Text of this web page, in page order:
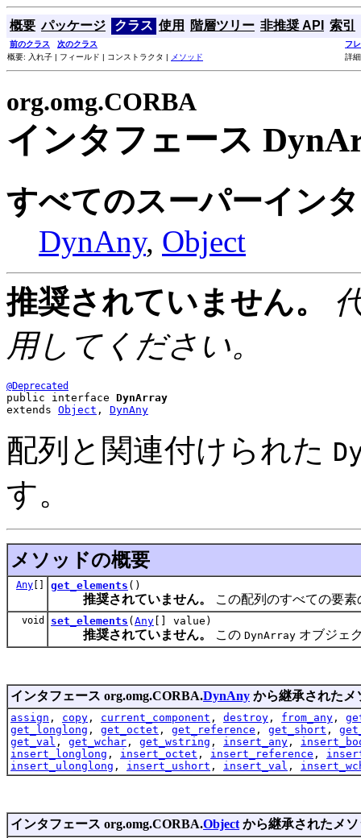
概要 パッケージ クラス 使用 階層ツリー 非推奨 API 索引
前のクラス 次のクラス
フ
概要: 入れ子 | フィールド | コンストラクタ |
メソッド 詳
org.omg.CORBA
インタフェース
すべてのスーパーイン
DynAny, Object
推奨されていません。
用してください。
@Deprecated
public interface DynArray
extends Object , DynAny
配列と関連付けられた
す。
メソッドの概要
Any [] get_elements ()
推奨されていません。 この配列のすべての要
void set_elements ( Any [] value)
推奨されていません。 この DynArray オブジェ
インタフェース org.omg.CORBA.DynAny から継承されたメ
assign , copy , current_component , destroy , from_any ,
get_longlong , get_octet , get_reference , get_short ,
get_val , get_wchar , get_wstring , insert_any ,
insert_longlong , insert_octet , insert_reference ,
insert_ulonglong , insert_ushort , insert_val ,
インタフェース org.omg.CORBA.Object から継承されたメ